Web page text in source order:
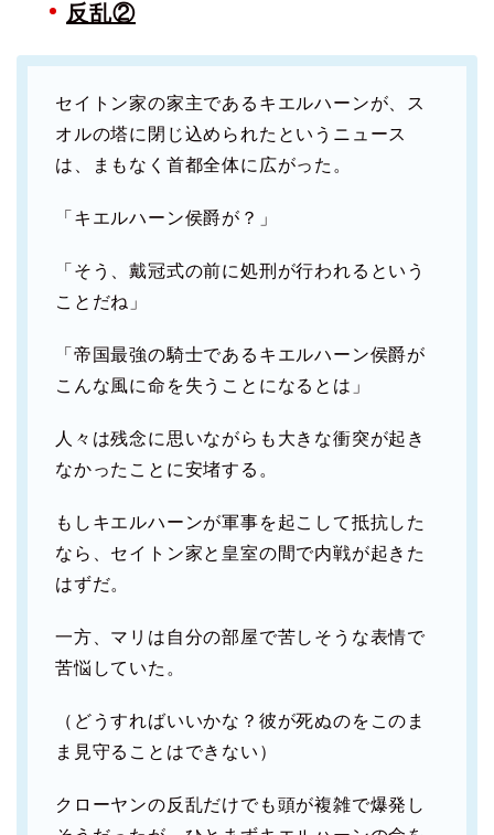
反乱②
セイトン家の家主であるキエルハーンが、ス
オルの塔に閉じ込められたというニュース
は、まもなく首都全体に広がった。
「キエルハーン侯爵が？」
「そう、戴冠式の前に処刑が行われるという
ことだね」
「帝国最強の騎士であるキエルハーン侯爵が
こんな風に命を失うことになるとは」
人々は残念に思いながらも大きな衝突が起き
なかったことに安堵する。
もしキエルハーンが軍事を起こして抵抗した
なら、セイトン家と皇室の間で内戦が起きた
はずだ。
一方、マリは自分の部屋で苦しそうな表情で
苦悩していた。
（どうすればいいかな？彼が死ぬのをこのま
ま見守ることはできない）
クローヤンの反乱だけでも頭が複雑で爆発し